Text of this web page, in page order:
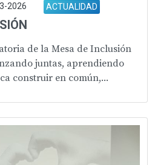
2026 ACTUALIDAD
de la Mesa de Inclusión
juntas, aprendiendo
construir en común,...